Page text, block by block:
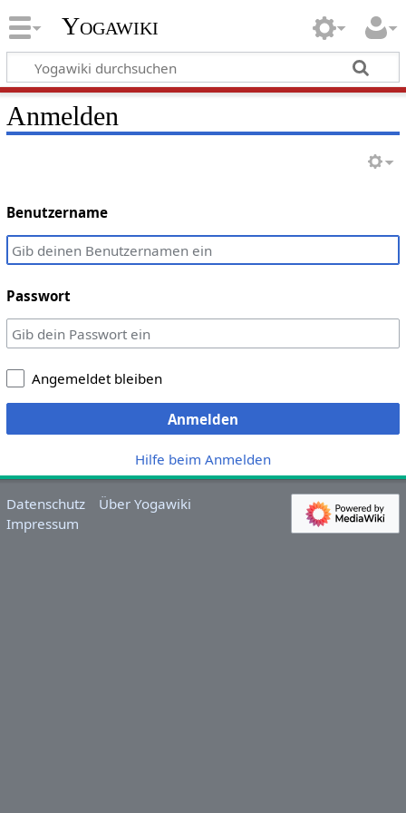
Yogawiki
Anmelden
Benutzername
Passwort
Angemeldet bleiben
Anmelden
Hilfe beim Anmelden
Datenschutz
Über Yogawiki
Impressum